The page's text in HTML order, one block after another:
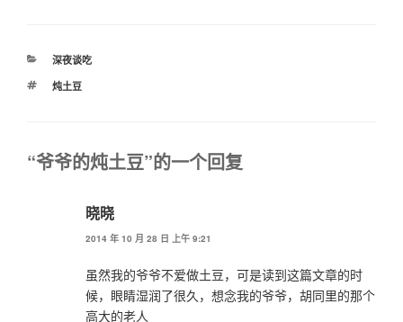
分
深夜谈吃
标
炖土豆
“爷爷的炖土豆”的一个回复
晓晓
2014 年 10 月 28 日 上午 9:21
虽然我的爷爷不爱做土豆，可是读到这篇文章的时
候，眼睛湿润了很久，想念我的爷爷，胡同里的那个
高大的老人